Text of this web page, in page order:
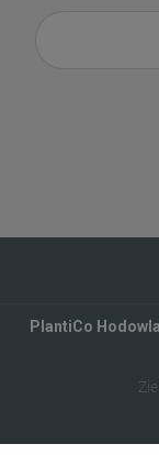
PlantiCo